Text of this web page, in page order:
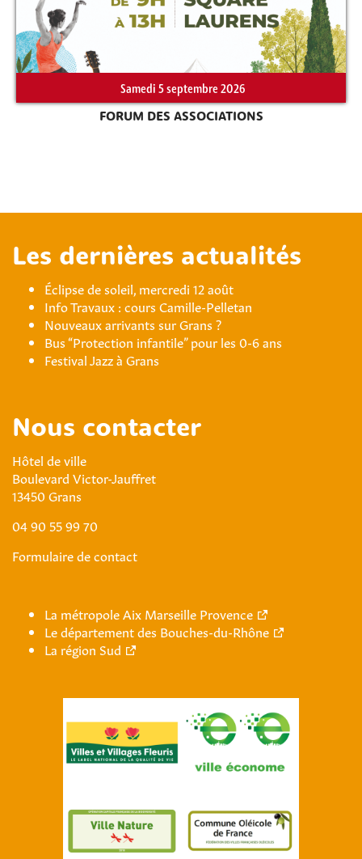
Samedi 5 septembre 2026
FORUM DES ASSOCIATIONS
Les dernières actualités
Éclipse de soleil, mercredi 12 août
Info Travaux : cours Camille-Pelletan
Nouveaux arrivants sur Grans ?
Bus “Protection infantile” pour les 0-6 ans
Festival Jazz à Grans
Nous contacter
Hôtel de ville
Boulevard Victor-Jauffret
13450 Grans
04 90 55 99 70
Formulaire de contact
La métropole Aix Marseille Provence
Le département des Bouches-du-Rhône
La région Sud